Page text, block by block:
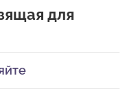
для